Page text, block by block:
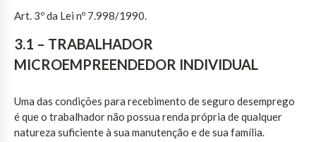
Art. 3º da Lei nº 7.998/1990.
3.1 – TRABALHADOR
MICROEMPREENDEDOR INDIVIDUAL
Uma das condições para recebimento de seguro desemprego
é que o trabalhador não possua renda própria de qualquer
natureza suficiente à sua manutenção e de sua família.